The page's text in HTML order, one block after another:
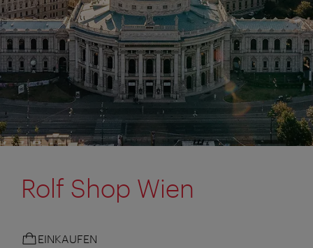
Rolf Shop Wien
EINKAUFEN